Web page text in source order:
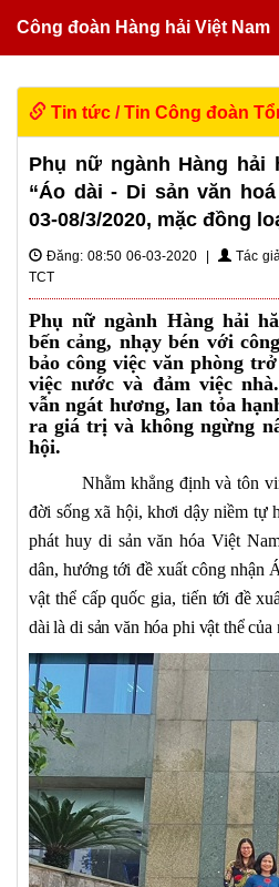
Công đoàn Hàng hải Việt Nam
Tin tức /Tin Công đoàn
Phụ nữ ngành Hàng hải
“Áo dài - Di sản văn
03-08/3/2020, mặc đồng
Đăng: 08:50 06-03-2020 | Tác
TCT
Phụ nữ ngành Hàng hải
bến cảng, nhạy bén với
bảo công việc văn phòng
việc nước và đảm việc
vẫn ngát hương, lan tỏa
ra giá trị và không ngừng
hội.
Nhằm khẳng định và tôn
đời sống xã hội, khơi dậy niềm tự
phát huy di sản văn hóa Việt
dân, hướng tới đề xuất công nhận
vật thể cấp quốc gia, tiến tới đề
dài là di sản văn hóa phi vật thể của